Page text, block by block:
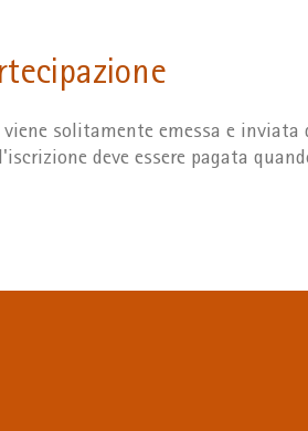
solitamente emessa e inviata
deve essere pagata